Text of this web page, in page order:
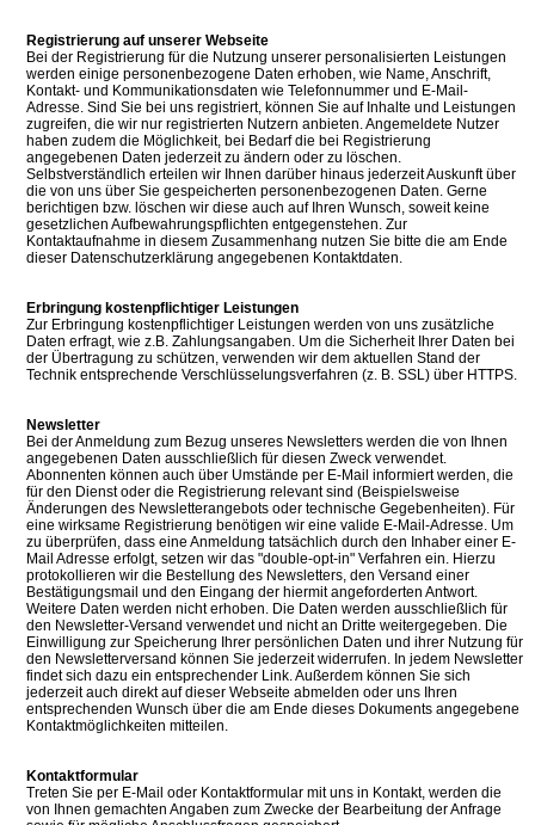
Registrierung auf unserer Webseite
Bei der Registrierung für die Nutzung unserer personalisierten Leistungen
werden einige personenbezogene Daten erhoben, wie Name, Anschrift,
Kontakt- und Kommunikationsdaten wie Telefonnummer und E-Mail-
Adresse. Sind Sie bei uns registriert, können Sie auf Inhalte und Leistungen
zugreifen, die wir nur registrierten Nutzern anbieten. Angemeldete Nutzer
haben zudem die Möglichkeit, bei Bedarf die bei Registrierung
angegebenen Daten jederzeit zu ändern oder zu löschen.
Selbstverständlich erteilen wir Ihnen darüber hinaus jederzeit Auskunft über
die von uns über Sie gespeicherten personenbezogenen Daten. Gerne
berichtigen bzw. löschen wir diese auch auf Ihren Wunsch, soweit keine
gesetzlichen Aufbewahrungspflichten entgegenstehen. Zur
Kontaktaufnahme in diesem Zusammenhang nutzen Sie bitte die am Ende
dieser Datenschutzerklärung angegebenen Kontaktdaten.
Erbringung kostenpflichtiger Leistungen
Zur Erbringung kostenpflichtiger Leistungen werden von uns zusätzliche
Daten erfragt, wie z.B. Zahlungsangaben. Um die Sicherheit Ihrer Daten bei
der Übertragung zu schützen, verwenden wir dem aktuellen Stand der
Technik entsprechende Verschlüsselungsverfahren (z. B. SSL) über HTTPS.
Newsletter
Bei der Anmeldung zum Bezug unseres Newsletters werden die von Ihnen
angegebenen Daten ausschließlich für diesen Zweck verwendet.
Abonnenten können auch über Umstände per E-Mail informiert werden, die
für den Dienst oder die Registrierung relevant sind (Beispielsweise
Änderungen des Newsletterangebots oder technische Gegebenheiten). Für
eine wirksame Registrierung benötigen wir eine valide E-Mail-Adresse. Um
zu überprüfen, dass eine Anmeldung tatsächlich durch den Inhaber einer E-
Mail Adresse erfolgt, setzen wir das "double-opt-in" Verfahren ein. Hierzu
protokollieren wir die Bestellung des Newsletters, den Versand einer
Bestätigungsmail und den Eingang der hiermit angeforderten Antwort.
Weitere Daten werden nicht erhoben. Die Daten werden ausschließlich für
den Newsletter-Versand verwendet und nicht an Dritte weitergegeben. Die
Einwilligung zur Speicherung Ihrer persönlichen Daten und ihrer Nutzung für
den Newsletterversand können Sie jederzeit widerrufen. In jedem Newsletter
findet sich dazu ein entsprechender Link. Außerdem können Sie sich
jederzeit auch direkt auf dieser Webseite abmelden oder uns Ihren
entsprechenden Wunsch über die am Ende dieses Dokuments angegebene
Kontaktmöglichkeiten mitteilen.
Kontaktformular
Treten Sie per E-Mail oder Kontaktformular mit uns in Kontakt, werden die
von Ihnen gemachten Angaben zum Zwecke der Bearbeitung der Anfrage